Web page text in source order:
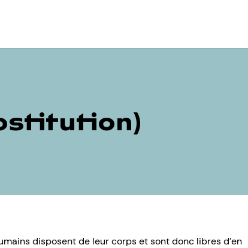
disposent de leur corps et sont donc libres d’en